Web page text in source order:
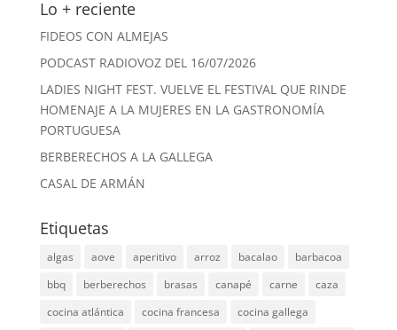
Lo + reciente
FIDEOS CON ALMEJAS
PODCAST RADIOVOZ DEL 16/07/2026
LADIES NIGHT FEST. VUELVE EL FESTIVAL QUE RINDE
HOMENAJE A LA MUJERES EN LA GASTRONOMÍA
PORTUGUESA
BERBERECHOS A LA GALLEGA
CASAL DE ARMÁN
Etiquetas
algas aove aperitivo arroz bacalao
barbacoa
bbq
berberechos brasas canapé carne
caza
cocina atlántica
cocina francesa
cocina gallega